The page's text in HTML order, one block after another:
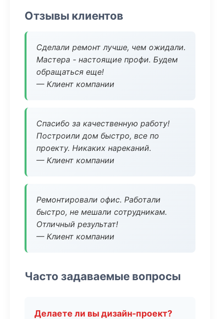
Отзывы клиентов
Сделали ремонт лучше, чем ожидали.
Мастера - настоящие профи. Будем
обращаться еще!
— Клиент компании
Спасибо за качественную работу!
Построили дом быстро, все по
проекту. Никаких нареканий.
— Клиент компании
Ремонтировали офис. Работали
быстро, не мешали сотрудникам.
Отличный результат!
— Клиент компании
Часто задаваемые вопросы
Делаете ли вы дизайн-проект?